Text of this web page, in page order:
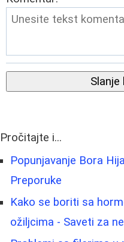
Pročitajte i...
Popunjavanje Bora
Preporuke
Kako se boriti sa
ožiljcima - Saveti za